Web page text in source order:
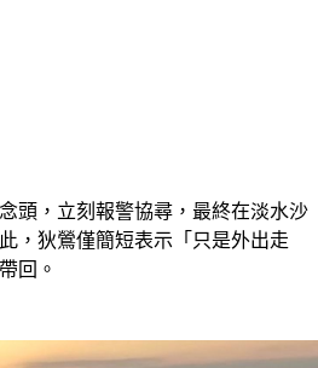
頭，立刻報警協尋，最終在淡水沙
，狄鶯僅簡短表示「只是外出走
回。